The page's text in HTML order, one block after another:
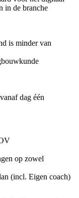
in de branche
is minder van
dag één
op zowel
(incl. Eigen coach)